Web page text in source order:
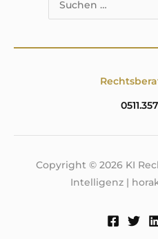
Copyright © 2026 KI
Intelligenz |